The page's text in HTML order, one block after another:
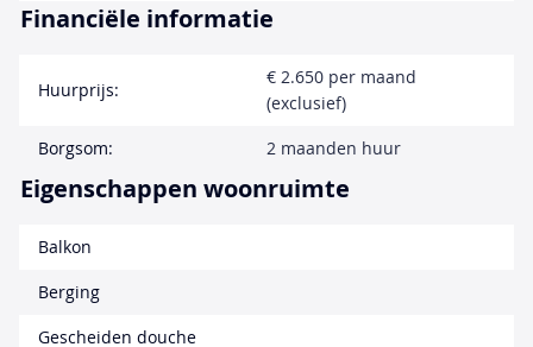
Financiële informatie
Huurprijs:
€ 2.650 per maand
(exclusief)
Borgsom:
2 maanden huur
Eigenschappen woonruimte
Balkon
Berging
Gescheiden douche